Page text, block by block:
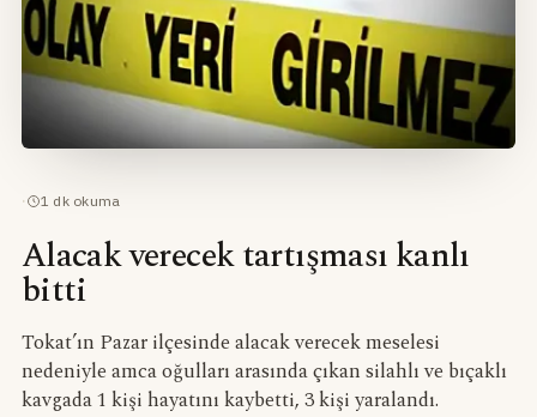
· 1 dk okuma
Alacak verecek tartışması kanlı
bitti
Tokat’ın Pazar ilçesinde alacak verecek meselesi
nedeniyle amca oğulları arasında çıkan silahlı ve bıçaklı
kavgada 1 kişi hayatını kaybetti, 3 kişi yaralandı.